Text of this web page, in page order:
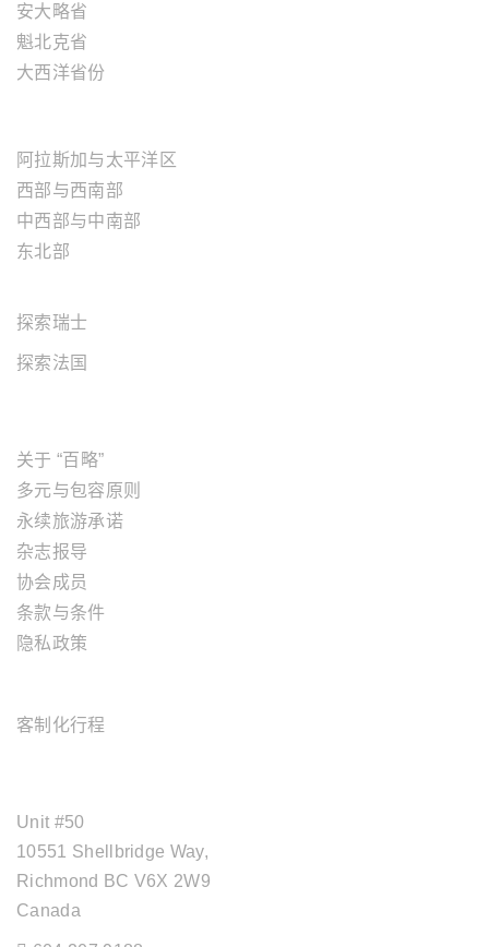
安大略省
魁北克省
大西洋省份
阿拉斯加与太平洋区
西部与西南部
中西部与中南部
东北部
探索瑞士
探索法国
关于 “百略”
多元与包容原则
永续旅游承诺
杂志报导
协会成员
条款与条件
隐私政策
客制化行程
Unit #50
10551 Shellbridge Way,
Richmond BC V6X 2W9
Canada